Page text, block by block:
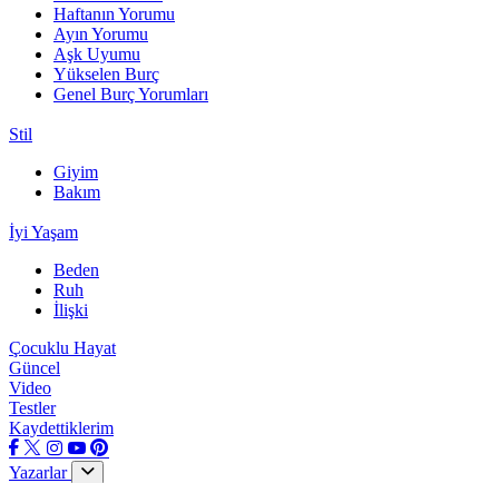
Haftanın Yorumu
Ayın Yorumu
Aşk Uyumu
Yükselen Burç
Genel Burç Yorumları
Stil
Giyim
Bakım
İyi Yaşam
Beden
Ruh
İlişki
Çocuklu Hayat
Güncel
Video
Testler
Kaydettiklerim
Yazarlar